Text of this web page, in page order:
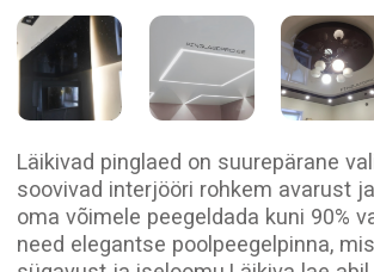
Läikiva pinglae eelised hõlmavad laia värvivalikut
ja võimet luua visuaalset sügavust, mistõttu on
see universaalne lahendus igas interjööris.
Esitage päring, ja aitame teil teie idee ellu
Paigaldame teie unistuste
läikiva lae!